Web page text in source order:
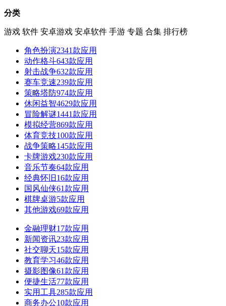
分类
游戏 软件 安卓游戏 安卓软件 手游 专题 合集 排行榜
角色扮演2341款应用
动作格斗643款应用
射击战争632款应用
赛车竞速239款应用
策略塔防974款应用
休闲益智4629款应用
冒险解谜1441款应用
模拟经营869款应用
体育竞技100款应用
战争策略145款应用
卡牌游戏230款应用
音乐节奏64款应用
经典怀旧 16款应用
国风仙侠61款应用
棋牌桌游5款应用
其他游戏69款应用
金融理财17款应用
新闻资讯23款应用
社交聊天15款应用
教育学习46款应用
摄影图像61款应用
便捷生活77款应用
实用工具285款应用
商务办公10款应用